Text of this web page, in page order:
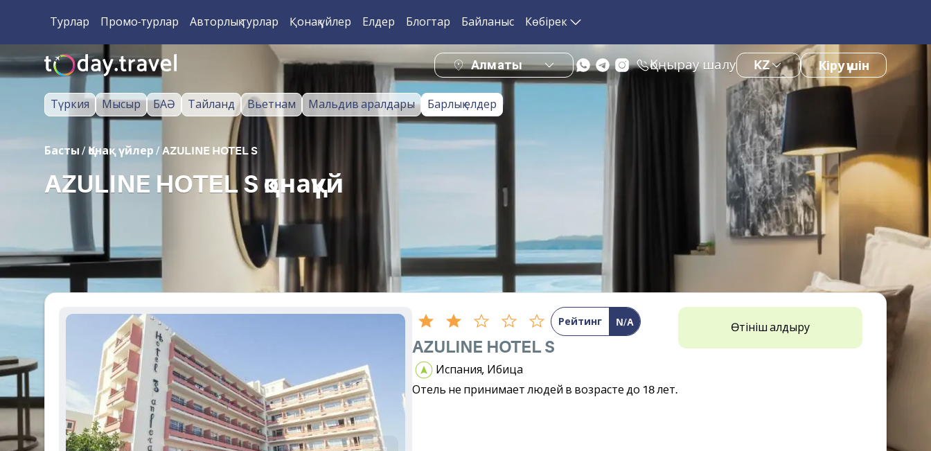
Турлар Промо-турлар Авторлық турлар Қонақ үйлер Елдер Блогтар Байланыс Көбірек
Алматы Қоңырау шалу KZ Кіру үшін
Түркия Мысыр БАӘ Тайланд Вьетнам Мальдив аралдары Барлық елдер
Басты / Қонақ үйлер / AZULINE HOTEL S
AZULINE HOTEL S қонақүй
Рейтинг N/A
AZULINE HOTEL S
Испания, Ибица
Отель не принимает людей в возрасте до 18 лет.
Өтініш қалдыру